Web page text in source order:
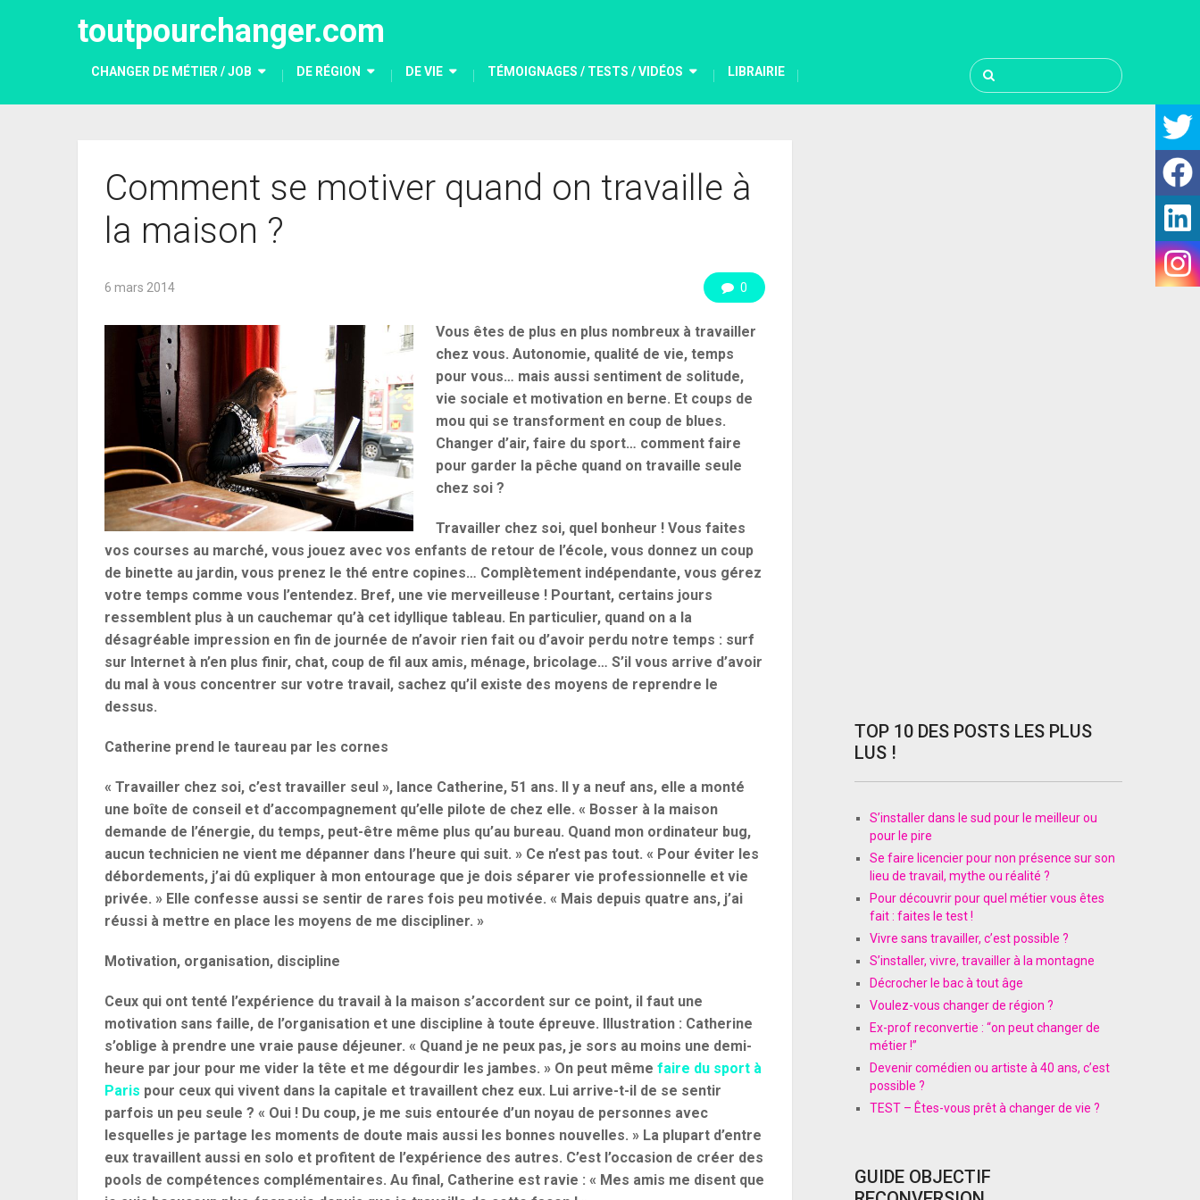
toutpourchanger.com
CHANGER DE MÉTIER / JOB DE RÉGION DE VIE TÉMOIGNAGES / TESTS / VIDÉOS LIBRAIRIE
Comment se motiver quand on travaille à
la maison ?
6 mars 2014 0
Vous êtes de plus en plus nombreux à travailler
chez vous. Autonomie, qualité de vie, temps
pour vous… mais aussi sentiment de solitude,
vie sociale et motivation en berne. Et coups de
mou qui se transforment en coup de blues.
Changer d’air, faire du sport… comment faire
pour garder la pêche quand on travaille seule
chez soi ?
Travailler chez soi, quel bonheur ! Vous faites
vos courses au marché, vous jouez avec vos enfants de retour de l’école, vous donnez un coup
de binette au jardin, vous prenez le thé entre copines… Complètement indépendante, vous gérez
votre temps comme vous l’entendez. Bref, une vie merveilleuse ! Pourtant, certains jours
ressemblent plus à un cauchemar qu’à cet idyllique tableau. En particulier, quand on a la
désagréable impression en fin de journée de n’avoir rien fait ou d’avoir perdu notre temps : surf
sur Internet à n’en plus finir, chat, coup de fil aux amis, ménage, bricolage… S’il vous arrive d’avoir
du mal à vous concentrer sur votre travail, sachez qu’il existe des moyens de reprendre le
dessus.
Catherine prend le taureau par les cornes
« Travailler chez soi, c’est travailler seul », lance Catherine, 51 ans. Il y a neuf ans, elle a monté
une boîte de conseil et d’accompagnement qu’elle pilote de chez elle. « Bosser à la maison
demande de l’énergie, du temps, peut-être même plus qu’au bureau. Quand mon ordinateur bug,
aucun technicien ne vient me dépanner dans l’heure qui suit. » Ce n’est pas tout. « Pour éviter les
débordements, j’ai dû expliquer à mon entourage que je dois séparer vie professionnelle et vie
privée. » Elle confesse aussi se sentir de rares fois peu motivée. « Mais depuis quatre ans, j’ai
réussi à mettre en place les moyens de me discipliner. »
Motivation, organisation, discipline
Ceux qui ont tenté l’expérience du travail à la maison s’accordent sur ce point, il faut une
motivation sans faille, de l’organisation et une discipline à toute épreuve. Illustration : Catherine
s’oblige à prendre une vraie pause déjeuner. « Quand je ne peux pas, je sors au moins une demi-
heure par jour pour me vider la tête et me dégourdir les jambes. » On peut même faire du sport à
Paris pour ceux qui vivent dans la capitale et travaillent chez eux. Lui arrive-t-il de se sentir
parfois un peu seule ? « Oui ! Du coup, je me suis entourée d’un noyau de personnes avec
lesquelles je partage les moments de doute mais aussi les bonnes nouvelles. » La plupart d’entre
eux travaillent aussi en solo et profitent de l’expérience des autres. C’est l’occasion de créer des
pools de compétences complémentaires. Au final, Catherine est ravie : « Mes amis me disent que
TOP 10 DES POSTS LES PLUS
LUS !
S’installer dans le sud pour le meilleur ou
pour le pire
Se faire licencier pour non présence sur son
lieu de travail, mythe ou réalité ?
Pour découvrir pour quel métier vous êtes
fait : faites le test !
Vivre sans travailler, c’est possible ?
S’installer, vivre, travailler à la montagne
Décrocher le bac à tout âge
Voulez-vous changer de région ?
Ex-prof reconvertie : “on peut changer de
métier !”
Devenir comédien ou artiste à 40 ans, c’est
possible ?
TEST – Êtes-vous prêt à changer de vie ?
GUIDE OBJECTIF